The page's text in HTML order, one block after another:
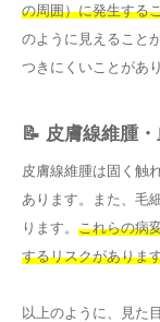
の周囲）に発生する
のように見えること
つきにくいことがあ
📝 皮膚線維腫
皮膚線維腫は固く触
あります。また、毛
ります。 これらの病
するリスクがありま
以上のように、見た